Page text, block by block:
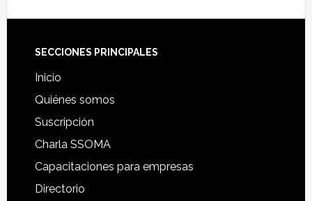
Footer
SECCIONES PRINCIPALES
Inicio
Quiénes somos
Suscripción
Charla SSOMA
Capacitaciones para empresas
Directorio